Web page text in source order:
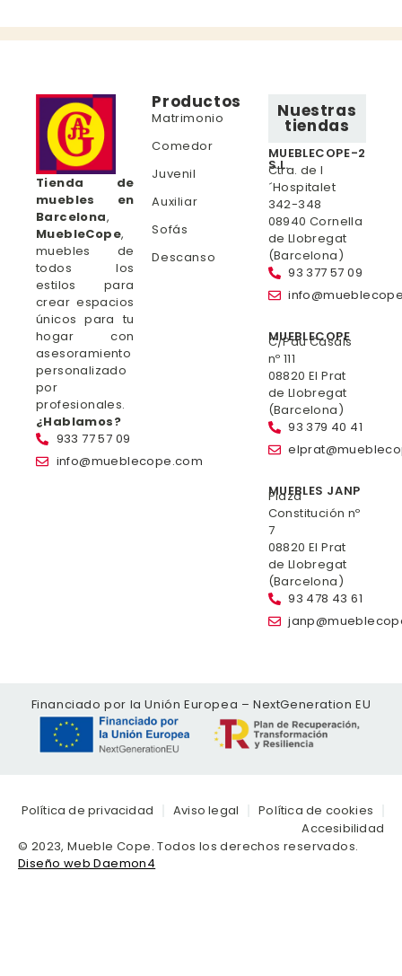
Tienda de
muebles en
Barcelona,
MuebleCope,
muebles de
todos los
estilos para
crear espacios
únicos para tu
hogar con
asesoramiento
personalizado
por
profesionales.
¿Hablamos?
933 77 57 09
info@mueblecope.com
Productos
Matrimonio
Comedor
Juvenil
Auxiliar
Sofás
Descanso
Nuestras
tiendas
MUEBLECOPE-2
S.L.
Ctra. de l
´Hospitalet
342-348
08940 Cornella
de Llobregat
(Barcelona)
93 377 57 09
MUEBLECOPE
C/Pau Casals
nº 111
08820 El Prat
de Llobregat
(Barcelona)
93 379 40 41
MUEBLES JANP
Plaza
Constitución nº
7
08820 El Prat
de Llobregat
(Barcelona)
93 478 43 61
Financiado por la Unión Europea – NextGeneration EU
© 2023, Mueble Cope. Todos los derechos reservados.
Diseño web Daemon4
Política de privacidad Aviso legal
Política de cookies
Accesibilidad